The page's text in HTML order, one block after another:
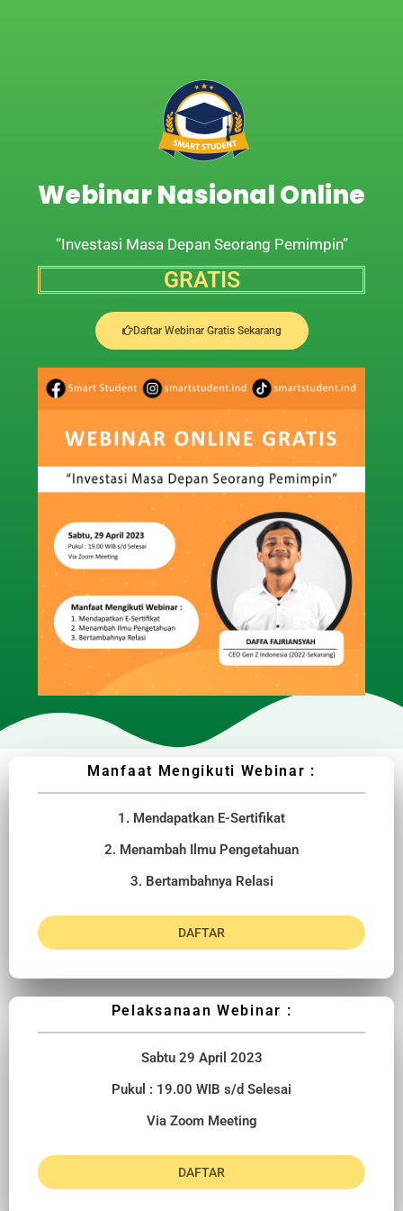
Webinar Nasional Online
“Investasi Masa Depan Seorang Pemimpin”
GRATIS
Daftar Webinar Gratis Sekarang
Manfaat Mengikuti Webinar :
1. Mendapatkan E-Sertifikat
2. Menambah Ilmu Pengetahuan
3. Bertambahnya Relasi
DAFTAR
Pelaksanaan Webinar :
Sabtu 29 April 2023
Pukul : 19.00 WIB s/d Selesai
Via Zoom Meeting
DAFTAR